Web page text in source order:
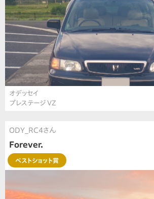
オデッセイ
プレステージ VZ
ODY_RC4さん
Forever.
ベストショット賞